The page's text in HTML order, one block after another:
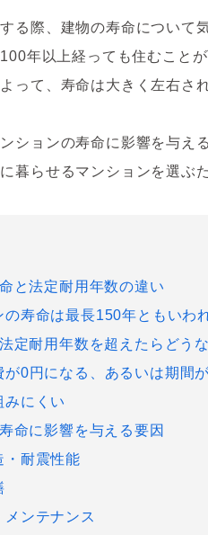
る際、建物の寿命について
年以上経っても住むこと
って、寿命は大きく左右さ
ションの寿命に影響を与え
暮らせるマンションを選ぶ
と法定耐用年数の違い
の寿命は最長150年ともいわ
定耐用年数を超えたらどう
が0円になる、あるいは期間
みにくい
命に影響を与える要因
・耐震性能
メンテナンス